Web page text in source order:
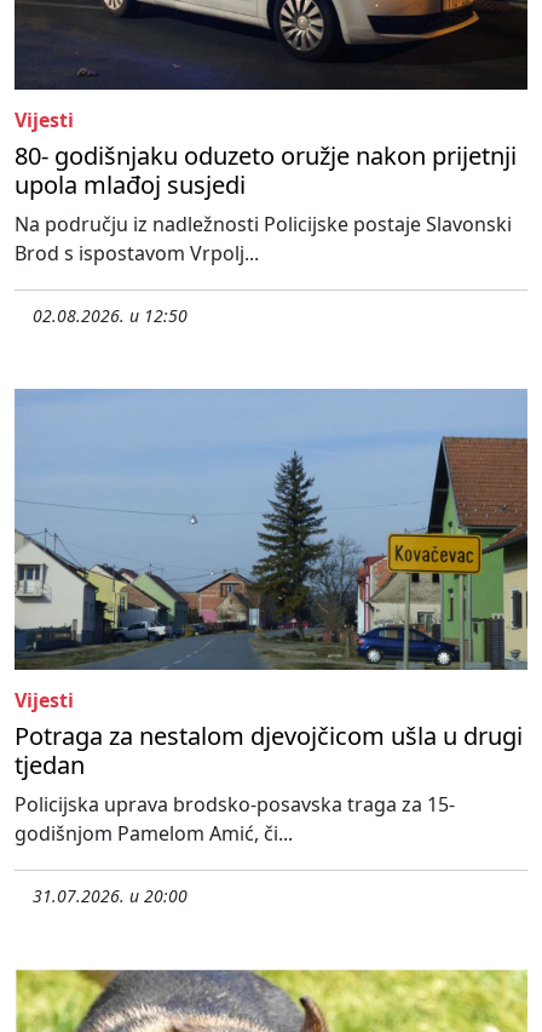
Vijesti
80- godišnjaku oduzeto oružje nakon prijetnji
upola mlađoj susjedi
Na području iz nadležnosti Policijske postaje Slavonski
Brod s ispostavom Vrpolj...
02.08.2026. u 12:50
Vijesti
Potraga za nestalom djevojčicom ušla u drugi
tjedan
Policijska uprava brodsko-posavska traga za 15-
godišnjom Pamelom Amić, či...
31.07.2026. u 20:00